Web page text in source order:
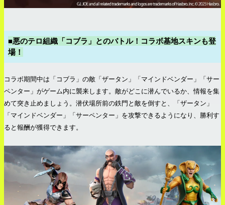
■悪のテロ組織「コブラ」とのバトル！コラボ基地スキンも登
場！
コラボ期間中は「コブラ」の敵「ザータン」「マインドベンダー」「サー
ペンター」がゲーム内に襲来します。敵がどこに潜んでいるか、情報を集
めて突き止めましょう。潜伏場所前の鉄門と敵を倒すと、「ザータン」
「マインドベンダー」「サーペンター」を攻撃できるようになり、勝利す
ると報酬が獲得できます。